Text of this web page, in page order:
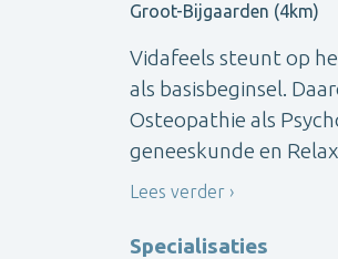
Groot-Bijgaarden (4km)
Vidafeels steunt op
als basisbeginsel.
Osteopathie als
geneeskunde en
Lees verder
Specialisaties